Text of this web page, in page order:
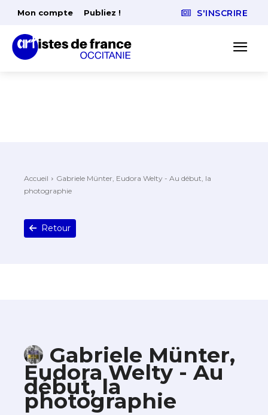
Mon compte Publiez ! S'INSCRIRE
Accueil
Gabriele Münter, Eudora Welty - Au début, la
photographie
Retour
Gabriele Münter,
Eudora Welty - Au
début, la
photographie